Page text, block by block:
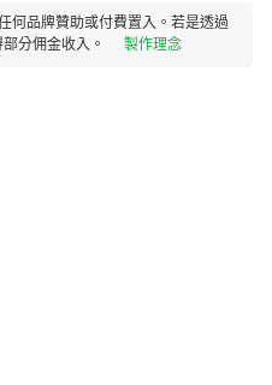
何品牌贊助或付費置入。若是透過
分佣金收入。
製作理念